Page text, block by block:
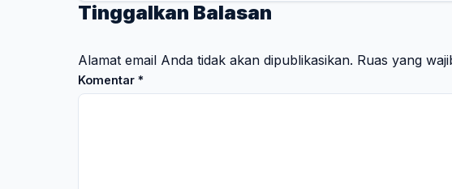
Tinggalkan Balasan
Alamat email Anda tidak akan dipublikasikan. Ruas yang
Komentar *